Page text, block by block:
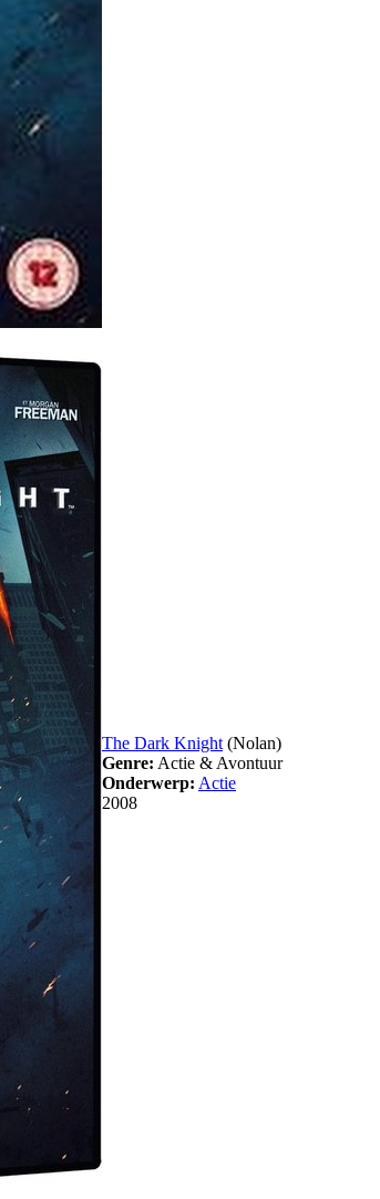
The Dark Knight(Nolan)
Genre: Actie & Avontuur
Onderwerp: Actie
2008